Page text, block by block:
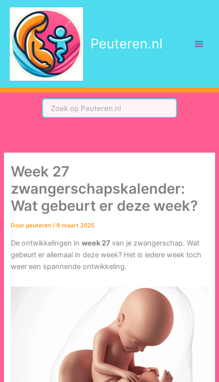
inhoud
Peuteren.nl
Week 27
zwangerschapskalender:
Wat gebeurt er deze week?
Doorpeuteren/9 maart 2025
De ontwikkelingen inweek 27van je zwangerschap. Wat
gebeurt er allemaal in deze week? Het is iedere week toch
weer een spannende ontwikkeling.